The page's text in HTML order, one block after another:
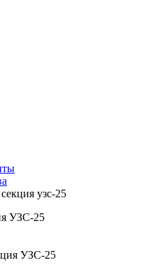
узс-25
УЗС-25